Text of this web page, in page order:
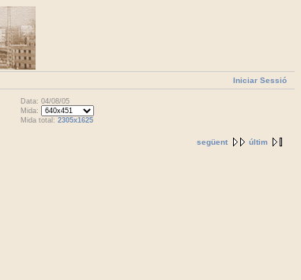
Iniciar Sessió
Data: 04/08/05
Mida:
Mida total: 2305x1625
següent últim